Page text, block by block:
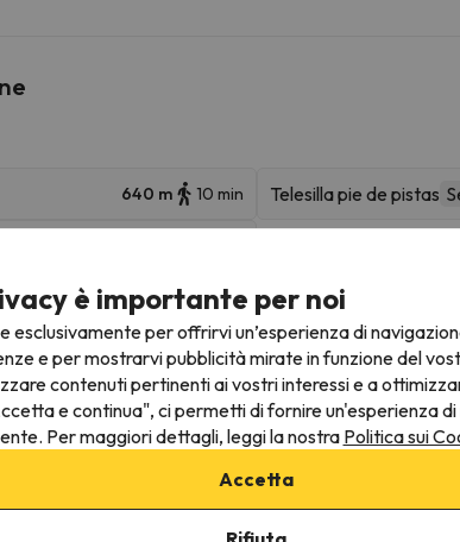
640 m 10 min Telesilla pie de pistas
Avec Balcon A Cauterets
Luoghi di interesse
Lago di Gaube 6.9
Grand Barbat 7
è importante per noi
esclusivamente per offrirvi un’esperienza di
e per mostrarvi pubblicità mirate in funzione del
contenuti pertinenti ai vostri interessi e a
e continua", ci permetti di fornire un'esperienza
Per maggiori dettagli, leggi la nostraPolitica sui
Accetta